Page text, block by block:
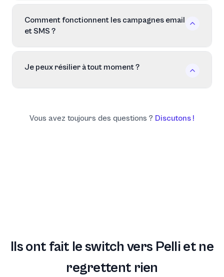
Comment fonctionnent les campagnes email
et SMS ?
Je peux résilier à tout moment ?
Vous avez toujours des questions ? Discutons !
Ils ont fait le switch vers Pelli et ne
regrettent rien